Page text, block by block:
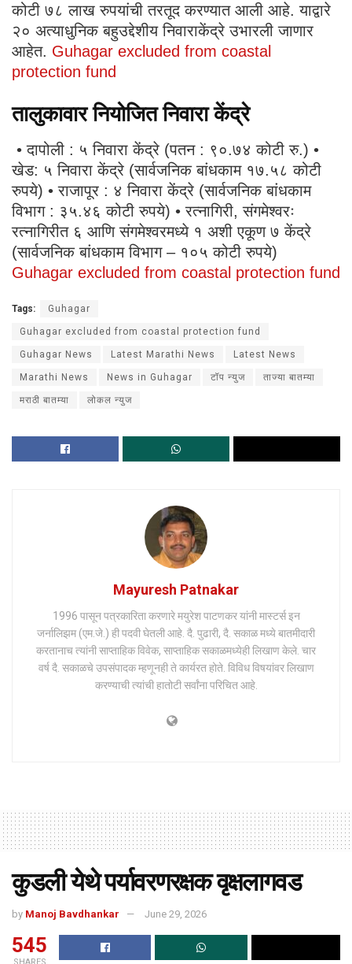
कोटी ७८ लाख रुपयांची तरतूद करण्यात आली आहे. याद्वारे
२० अत्याधुनिक बहुउद्देशीय निवाराकेंद्रे उभारली जाणार
आहेत. Guhagar excluded from coastal
protection fund
तालुकावार नियोजित निवारा केंद्रे
• दापोली : ५ निवारा केंद्रे (पतन : ९०.७४ कोटी रु.) •
खेड: ५ निवारा केंद्रे (सार्वजनिक बांधकाम १७.५८ कोटी
रुपये) • राजापूर : ४ निवारा केंद्रे (सार्वजनिक बांधकाम
विभाग : ३५.४६ कोटी रुपये) • रत्नागिरी, संगमेश्वरः
रत्नागिरीत ६ आणि संगमेश्वरमध्ये १ अशी एकूण ७ केंद्रे
(सार्वजनिक बांधकाम विभाग – १०५ कोटी रुपये)
Guhagar excluded from coastal protection fund
Tags: Guhagar
Guhagar excluded from coastal protection fund
Guhagar News Latest Marathi News Latest News
Marathi News News in Guhagar टॉप न्युज ताज्या बातम्या
मराठी बातम्या लोकल न्युज
Mayuresh Patnakar
1996 पासून पत्रकारिता करणारे मयुरेश पाटणकर यांनी मास्टर्स इन
जर्नालिझम (एम.जे.) ही पदवी घेतली आहे. दै. पुढारी, दै. सकाळ मध्ये बातमीदारी
करतानाच त्यांनी साप्ताहिक विवेक, साप्ताहिक सकाळमध्येही लिखाण केले. चार
वर्ष दै. सकाळचे उपसंपादक म्हणूनही ते कार्यरत होते. विविध विषयांवर लिखाण
करण्याची त्यांची हातोटी सर्वांना परिचित आहे.
कुडली येथे पर्यावरणरक्षक वृक्षलागवड
by Manoj Bavdhankar June 29, 2026
545